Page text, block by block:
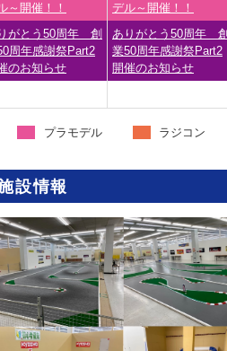
～開催！！
がとう50周年 創
周年感謝祭Part2
のお知らせ
デル～開催！！
ありがとう50周年
業50周年感謝祭Part2
開催のお知らせ
プラモデル ラジコン
設情報